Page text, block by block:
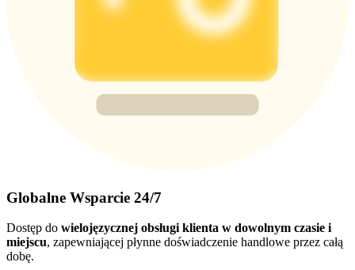
Globalne Wsparcie 24/7
Dostęp do wielojęzycznej obsługi klienta w dowolnym czasie i
miejscu, zapewniającej płynne doświadczenie handlowe przez całą
dobę.